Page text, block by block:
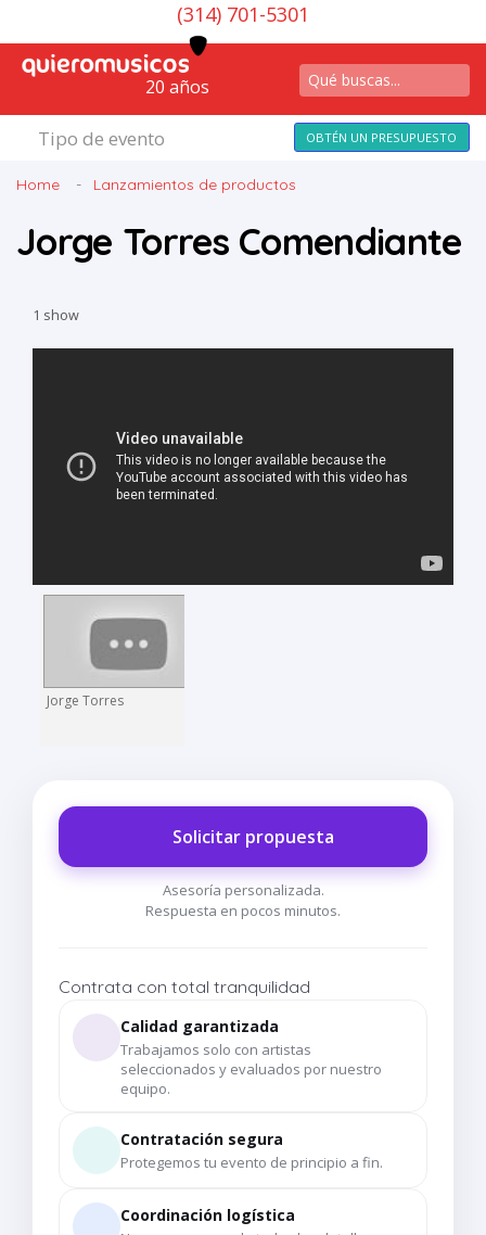
(314) 701-5301
20 años
Tipo de evento OBTÉN UN PRESUPUESTO
Home Lanzamientos de productos
Jorge Torres Comendiante
1 show
Jorge Torres
Solicitar propuesta
Asesoría personalizada.
Respuesta en pocos minutos.
Contrata con total tranquilidad
Calidad garantizada
Trabajamos solo con artistas
seleccionados y evaluados por nuestro
equipo.
Contratación segura
Protegemos tu evento de principio a fin.
Coordinación logística